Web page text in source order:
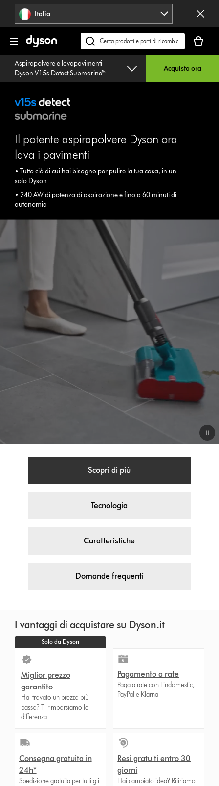
navigazione Italia
Cerca
su
dyson.it
carrello
è
Aspirapolvere e lavapavimenti
Dyson V15s Detect Submarine™
Acquista ora
Il potente aspirapolvere Dyson ora
lava i pavimenti
• Tutto ciò di cui hai bisogno per pulire la tua casa, in un
solo Dyson
• 240 AW di potenza di aspirazione e fino a 60 minuti di
autonomia
Scopri di più
Tecnologia
Caratteristiche
Domande frequenti
I vantaggi di acquistare su Dyson.it
Solo da Dyson
Miglior prezzo
garantito
Hai trovato un prezzo più
basso? Ti rimborsiamo la
differenza
Pagamento a rate
Paga a rate con Findomestic,
PayPal e Klarna
Consegna gratuita in
24h*
Spedizione gratuita per tutti gli
Resi gratuiti entro 30
giorni
Hai cambiato idea? Ritiriamo